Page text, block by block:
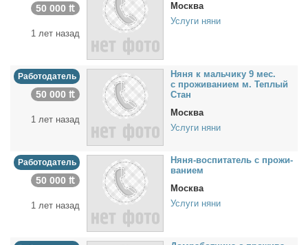
50 000 ₶
1 лет назад
Москва
Услуги няни
Работодатель
50 000 ₶
1 лет назад
Ня­ня к маль­чи­ку 9 мес.
с про­жи­ва­ни­ем м. Теп­лый
Стан
Москва
Услуги няни
Работодатель
50 000 ₶
1 лет назад
Ня­ня-вос­пи­та­тель с про­жи­
ва­ни­ем
Москва
Услуги няни